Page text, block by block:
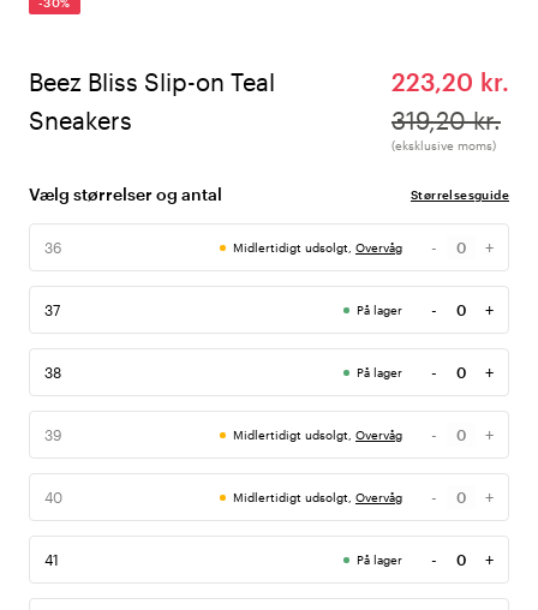
Beez Bliss Slip-on Teal
Sneakers
223,20 kr.
319,20 kr.
(eksklusive moms)
Vælg størrelser og antal Størrelsesguide
36 Midlertidigt udsolgt, Overvåg -
Antal
+
37 På lager -
Antal
+
38 På lager -
Antal
+
39 Midlertidigt udsolgt, Overvåg -
Antal
+
40 Midlertidigt udsolgt, Overvåg -
Antal
+
41 På lager -
Antal
+